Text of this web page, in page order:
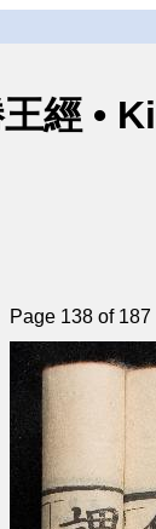
王經
Page 138 of 187